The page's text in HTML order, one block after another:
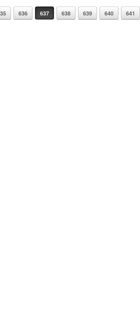
La Salera
Natació
45
Dilluns passat va tindre lloc
l’acte de cloenda de l’Escola
Municipal de Gimnàstica Rítmica
636 637 638 639 640 641